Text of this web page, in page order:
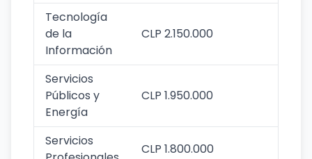
Tecnología
de la
Información
CLP 2.150.000
Servicios
Públicos y
Energía
CLP 1.950.000
Servicios
CLP 1.800.000